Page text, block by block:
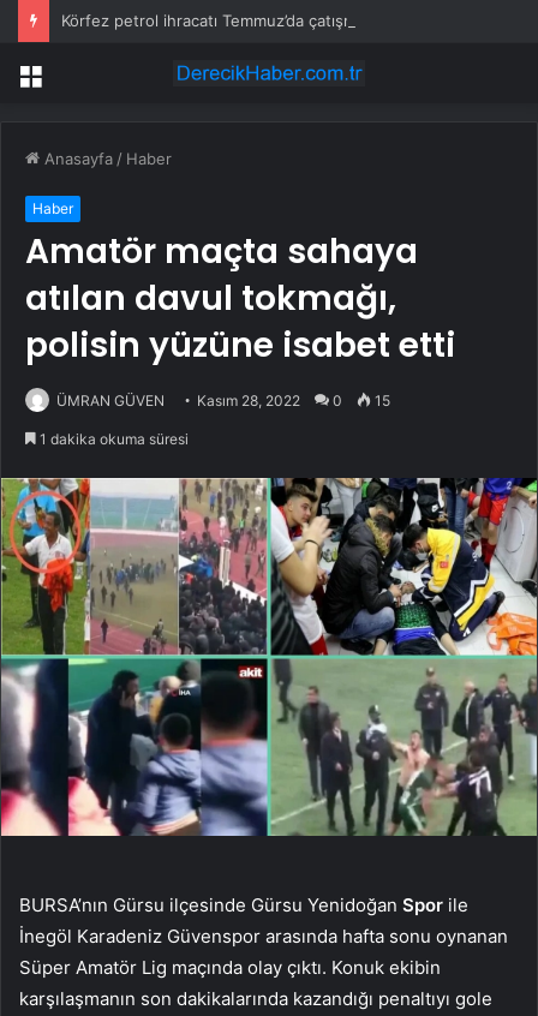
Menü
Anasayfa / Haber
Haber
Amatör maçta sahaya
atılan davul tokmağı,
polisin yüzüne isabet etti
ÜMRAN GÜVEN Kasım 28, 2022 0 15
1 dakika okuma süresi
BURSA’nın Gürsu ilçesinde Gürsu Yenidoğan Spor ile
İnegöl Karadeniz Güvenspor arasında hafta sonu oynanan
Süper Amatör Lig maçında olay çıktı. Konuk ekibin
karşılaşmanın son dakikalarında kazandığı penaltıyı gole